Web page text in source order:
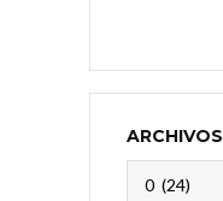
ARCHIVOS